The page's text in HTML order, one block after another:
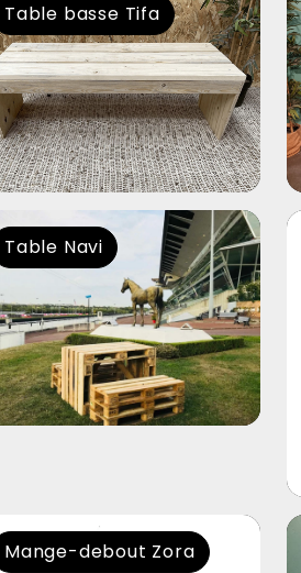
Table basse Tifa
Table Navi
Mange-debout Zora